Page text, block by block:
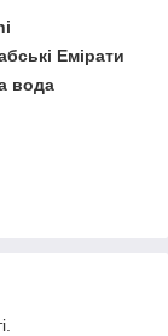
Емірати
вода